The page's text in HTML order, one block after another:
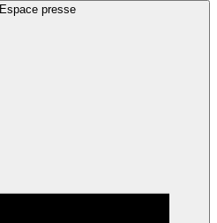
Espace presse